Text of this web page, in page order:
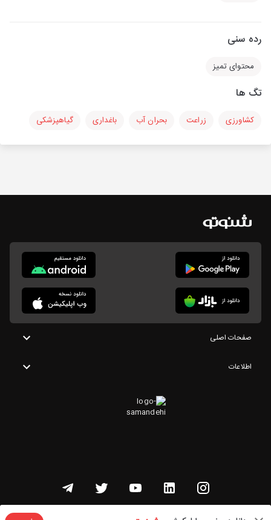
رده سنی
محتوای تمیز
تگ ها
کشاورزی زراعت بحران آب باغداری گیاهپزشکی
صفحات اصلی
اطلاعات
تمامی حقوق این وبسایت متعلق به شنوتو است